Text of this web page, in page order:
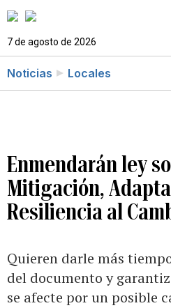
7 de agosto de 2026
Noticias Locales
Enmendarán ley
Mitigación,
Resiliencia al
Quieren darle más
del documento y
se afecte por un posible